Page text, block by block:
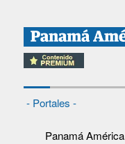
- Portales -
Panamá América